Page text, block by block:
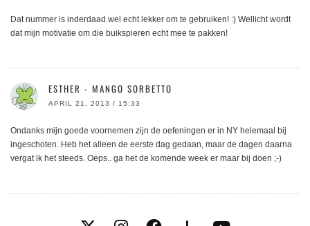
Dat nummer is inderdaad wel echt lekker om te gebruiken! :) Wellicht wordt
dat mijn motivatie om die buikspieren echt mee te pakken!
ESTHER - MANGO SORBETTO
APRIL 21, 2013 / 15:33
Ondanks mijn goede voornemen zijn de oefeningen er in NY helemaal bij
ingeschoten. Heb het alleen de eerste dag gedaan, maar de dagen daarna
vergat ik het steeds. Oeps.. ga het de komende week er maar bij doen ;-)